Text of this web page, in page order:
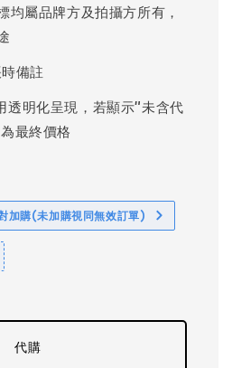
均屬品牌方及拍攝方所有，
備註
透明化呈現，若顯示"未含代
最終價格
加購(未加購視同無效訂單)
代購